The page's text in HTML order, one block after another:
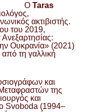
Ο Taras
ακτιβιστής.
του 2019,
Ουκρανία» (2021)
τη γαλλική
και
της
και
Svoboda (1994–